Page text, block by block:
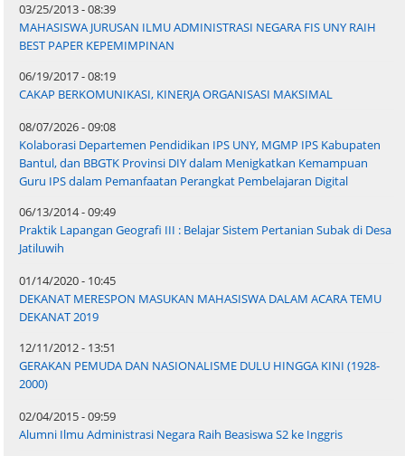
03/25/2013 - 08:39
MAHASISWA JURUSAN ILMU ADMINISTRASI NEGARA FIS UNY RAIH
BEST PAPER KEPEMIMPINAN
06/19/2017 - 08:19
CAKAP BERKOMUNIKASI, KINERJA ORGANISASI MAKSIMAL
08/07/2026 - 09:08
Kolaborasi Departemen Pendidikan IPS UNY, MGMP IPS Kabupaten
Bantul, dan BBGTK Provinsi DIY dalam Menigkatkan Kemampuan
Guru IPS dalam Pemanfaatan Perangkat Pembelajaran Digital
06/13/2014 - 09:49
Praktik Lapangan Geografi III : Belajar Sistem Pertanian Subak di Desa
Jatiluwih
01/14/2020 - 10:45
DEKANAT MERESPON MASUKAN MAHASISWA DALAM ACARA TEMU
DEKANAT 2019
12/11/2012 - 13:51
GERAKAN PEMUDA DAN NASIONALISME DULU HINGGA KINI (1928-
2000)
02/04/2015 - 09:59
Alumni Ilmu Administrasi Negara Raih Beasiswa S2 ke Inggris